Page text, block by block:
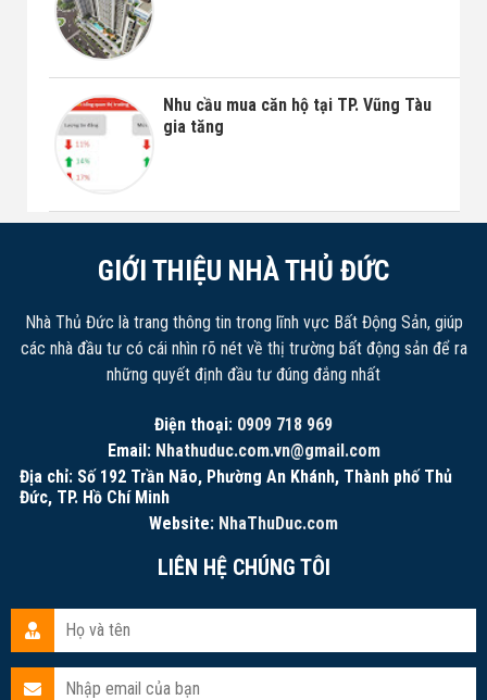
Nhu cầu mua căn hộ tại TP. Vũng Tàu
gia tăng
GIỚI THIỆU NHÀ THỦ ĐỨC
Nhà Thủ Đức là trang thông tin trong lĩnh vực Bất Động Sản, giúp
các nhà đầu tư có cái nhìn rõ nét về thị trường bất động sản để ra
những quyết định đầu tư đúng đắng nhất
Điện thoại: 0909 718 969
Email: Nhathuduc.com.vn@gmail.com
Địa chỉ: Số 192 Trần Não, Phường An Khánh, Thành phố Thủ
Đức, TP. Hồ Chí Minh
Website: NhaThuDuc.com
LIÊN HỆ CHÚNG TÔI